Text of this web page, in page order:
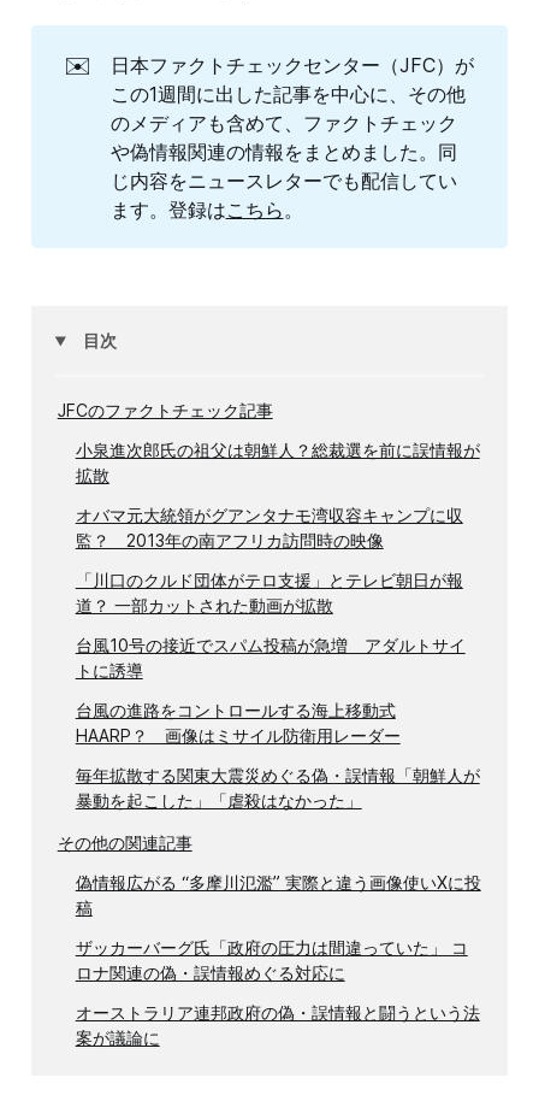
✉️
日本ファクトチェックセンター（JFC）が
この1週間に出した記事を中心に、その他
のメディアも含めて、ファクトチェック
や偽情報関連の情報をまとめました。同
じ内容をニュースレターでも配信してい
ます。登録はこちら 。
目次
JFCのファクトチェック記事
小泉進次郎氏の祖父は朝鮮人？総裁選を前に誤情報が
拡散
オバマ元大統領がグアンタナモ湾収容キャンプに収
監？ 2013年の南アフリカ訪問時の映像
「川口のクルド団体がテロ支援」とテレビ朝日が報
道？ 一部カットされた動画が拡散
台風10号の接近でスパム投稿が急増 アダルトサイ
トに誘導
台風の進路をコントロールする海上移動式
HAARP？ 画像はミサイル防衛用レーダー
毎年拡散する関東大震災めぐる偽・誤情報「朝鮮人が
暴動を起こした」「虐殺はなかった」
その他の関連記事
偽情報広がる “多摩川氾濫” 実際と違う画像使いXに投
稿
ザッカーバーグ氏「政府の圧力は間違っていた」 コ
ロナ関連の偽・誤情報めぐる対応に
オーストラリア連邦政府の偽・誤情報と闘うという法
案が議論に